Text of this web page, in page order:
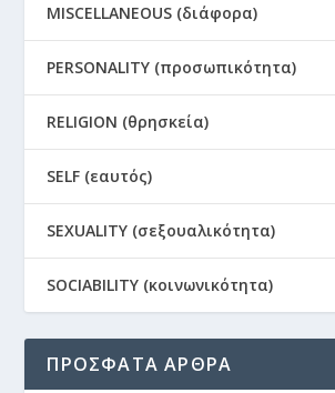
MISCELLANEOUS (διάφορα)
PERSONALITY (προσωπικότητα)
RELIGION (θρησκεία)
SELF (εαυτός)
SEXUALITY (σεξουαλικότητα)
SOCIABILITY (κοινωνικότητα)
ΠΡΟΣΦΑΤΑ ΑΡΘΡΑ